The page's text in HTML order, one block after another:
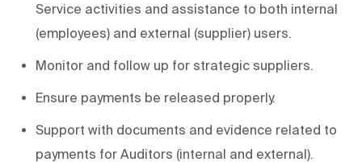
Service activities and assistance to both internal
(employees) and external (supplier) users.
Monitor and follow up for strategic suppliers.
Ensure payments be released properly.
Support with documents and evidence related to
payments for Auditors (internal and external).